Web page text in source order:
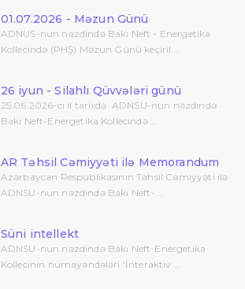
01.07.2026 - Məzun Günü
ADNUS-nun nəzdində Bakı Neft - Energetika
Kollecində (PHŞ) Məzun Günü keçiril...
26 iyun - Silahlı Qüvvələri günü
25.06.2026-cı il tarixdə ADNSU-nun nəzdində
Bakı Neft-Energetika Kollecində ...
AR Təhsil Cəmiyyəti ilə Memorandum
Azərbaycan Respublikasının Təhsil Cəmiyyəti ilə
ADNSU-nun nəzdində Bakı Neft-...
Süni intellekt
ADNSU-nun nəzdində Bakı Neft-Energetika
Kollecinin nümayəndələri ‘İnteraktiv ...